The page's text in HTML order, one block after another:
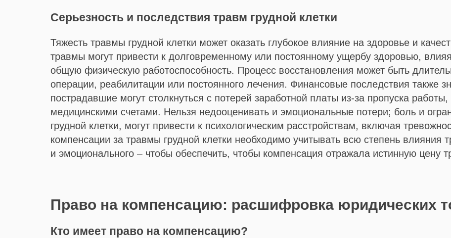
Серьезность и последствия травм грудной клетки
Тяжесть травмы грудной клетки может оказать глубокое влияние на здоровье и
травмы могут привести к долговременному или постоянному ущербу здоровью,
общую физическую работоспособность. Процесс восстановления может быть
операции, реабилитации или постоянного лечения. Финансовые последствия также
пострадавшие могут столкнуться с потерей заработной платы из-за пропуска
медицинскими счетами. Нельзя недооценивать и эмоциональные потери; боль и
грудной клетки, могут привести к психологическим расстройствам, включая
компенсации за травмы грудной клетки необходимо учитывать всю степень влияния
и эмоционального – чтобы обеспечить, чтобы компенсация отражала истинную цену
Право на компенсацию: расшифровка юридических
Кто имеет право на компенсацию?